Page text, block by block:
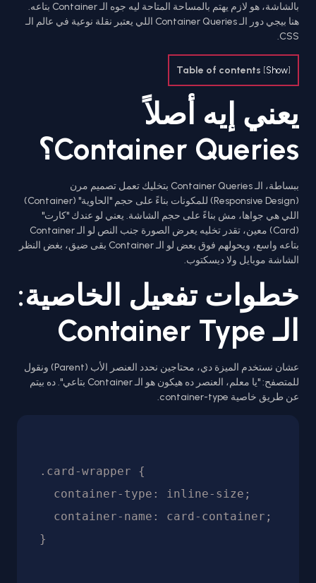
بالشاشة، هو لازم يهتم بالمساحة المتاحة ليه جوه الـ Container بتاعه.
هنا بيجي دور الـ Container Queries اللي يعتبر نقلة نوعية في عالم الـ
CSS.
Table of contents [Show]
يعني إيه أصلاً
Container Queries؟
ببساطة، الـ Container Queries بتخليك تعمل تصميم مرن
(Responsive Design) للمكونات بناءً على حجم "الحاوية" (Container)
اللي هي جواها، مش بناءً على حجم الشاشة. يعني لو عندك "كارت"
(Card) معين، تقدر تخليه يعرض الصورة جنب النص لو الـ Container
بتاعه واسع، ويحولهم فوق بعض لو الـ Container بقى ضيق، بغض النظر
الشاشة موبايل ولا ديسكتوب.
خطوات تفعيل الخاصية:
الـ Container Type
عشان نستخدم الميزة دي، محتاجين نحدد العنصر الأب (Parent) ونقول
للمتصفح: "يا معلم، العنصر ده هيكون هو الـ Container بتاعي". ده بيتم
عن طريق خاصية container-type.
.card-wrapper {